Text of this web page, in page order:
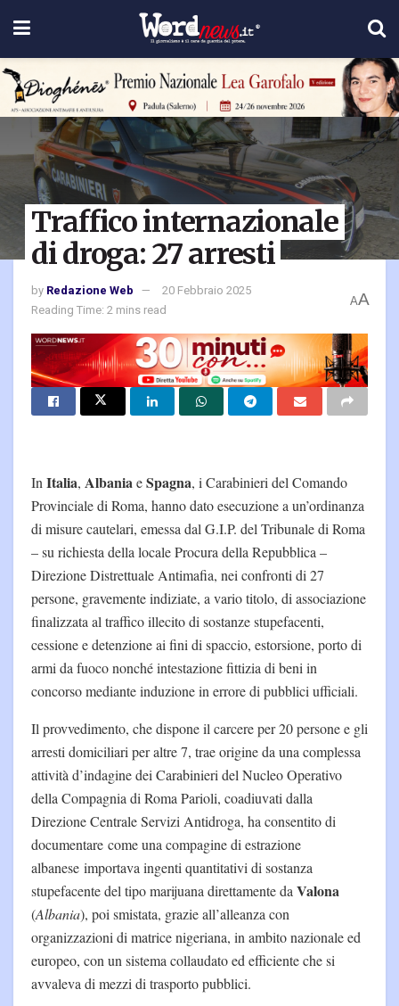
Traffico internazionale
di droga: 27 arresti
by Redazione Web
20 Febbraio 2025
Reading Time: 2 mins read
AA
In Italia, AlbaniaeSpagna, i Carabinieri del Comando
Provinciale di Roma, hanno dato esecuzione a un’ordinanza
di misure cautelari, emessa dal G.I.P. del Tribunale di Roma
– su richiesta della locale Procura della Repubblica –
Direzione Distrettuale Antimafia, nei confronti di 27
persone, gravemente indiziate, a vario titolo, di associazione
finalizzata al traffico illecito di sostanze stupefacenti,
cessione e detenzione ai fini di spaccio, estorsione, porto di
armi da fuoco nonché intestazione fittizia di beni in
concorso mediante induzione in errore di pubblici ufficiali.
Il provvedimento, che dispone il carcere per 20 persone e gli
arresti domiciliari per altre 7, trae origine da una complessa
attività d’indagine dei Carabinieri del Nucleo Operativo
della Compagnia di Roma Parioli, coadiuvati dalla
Direzione Centrale Servizi Antidroga, ha consentito di
documentare come una compagine di estrazione
albanese importava ingenti quantitativi di sostanza
stupefacente del tipo marijuana direttamente da Valona
(Albania), poi smistata, grazie all’alleanza con
organizzazioni di matrice nigeriana, in ambito nazionale ed
europeo, con un sistema collaudato ed efficiente che si
avvaleva di mezzi di trasporto pubblici.